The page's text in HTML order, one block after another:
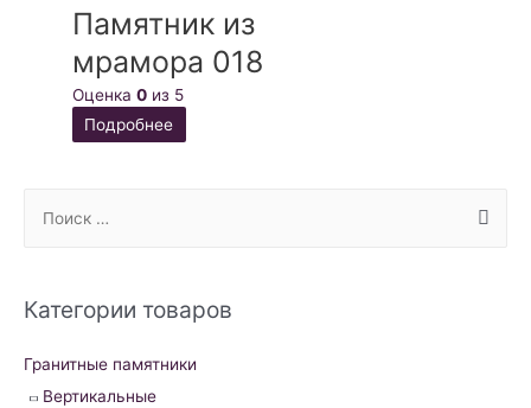
Памятник из
мрамора 018
Оценка0 из 5
Подробнее
r
h
Категории товаров
Гранитные памятники
Вертикальные